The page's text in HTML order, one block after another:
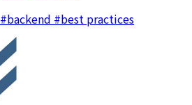
#backend #best practices